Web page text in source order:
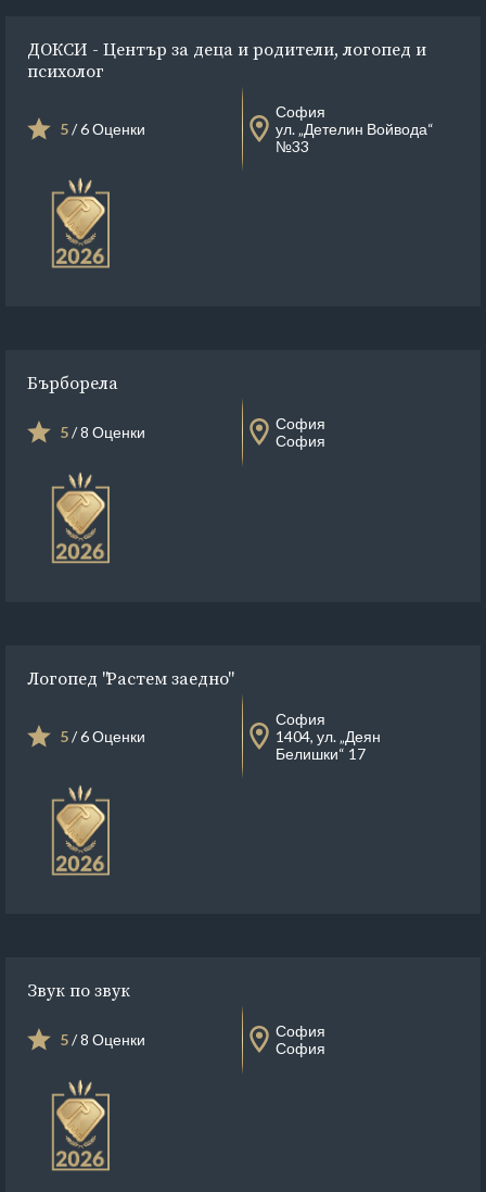
ДОКСИ - Център за деца и родители, логопед и
психолог
5/ 6 Оценки
София
ул. „Детелин Войвода“
№33
Бърборела
5/ 8 Оценки
София
София
Логопед "Растем заедно"
5/ 6 Оценки
София
1404, ул. „Деян
Белишки“ 17
Звук по звук
5/ 8 Оценки
София
София